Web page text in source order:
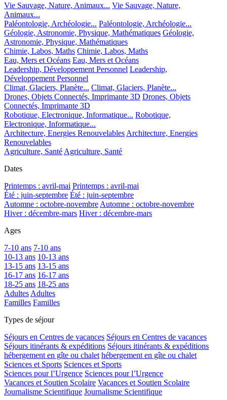
Vie Sauvage, Nature, Animaux... Vie Sauvage, Nature,
Animaux...
Paléontologie, Archéologie... Paléontologie, Archéologie...
Géologie, Astronomie, Physique, Mathématiques Géologie,
Astronomie, Physique, Mathématiques
Chimie, Labos, Maths Chimie, Labos, Maths
Eau, Mers et Océans Eau, Mers et Océans
Leadership, Développement Personnel Leadership,
Développement Personnel
Climat, Glaciers, Planète... Climat, Glaciers, Planète...
Drones, Objets Connectés, Imprimante 3D Drones, Objets
Connectés, Imprimante 3D
Robotique, Electronique, Informatique... Robotique,
Electronique, Informatique...
Architecture, Energies Renouvelables Architecture, Energies
Renouvelables
Agriculture, Santé Agriculture, Santé
Dates
Printemps : avril-mai Printemps : avril-mai
Été : juin-septembre Été : juin-septembre
Automne : octobre-novembre Automne : octobre-novembre
Hiver : décembre-mars Hiver : décembre-mars
Ages
7-10 ans 7-10 ans
10-13 ans 10-13 ans
13-15 ans 13-15 ans
16-17 ans 16-17 ans
18-25 ans 18-25 ans
Adultes Adultes
Familles Familles
Types de séjour
Séjours en Centres de vacances Séjours en Centres de vacances
Séjours itinérants & expéditions Séjours itinérants & expéditions
hébergement en gîte ou chalet hébergement en gîte ou chalet
Sciences et Sports Sciences et Sports
Sciences pour l’Urgence Sciences pour l’Urgence
Vacances et Soutien Scolaire Vacances et Soutien Scolaire
Journalisme Scientifique Journalisme Scientifique